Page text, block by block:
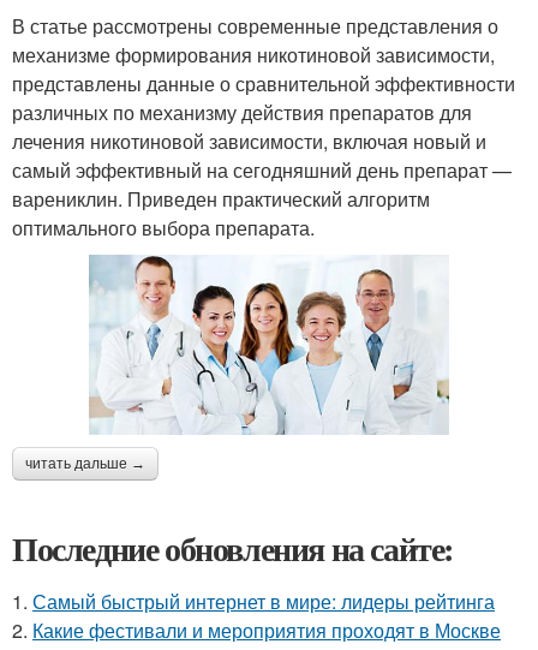
В статье рассмотрены современные представления о
механизме формирования никотиновой зависимости,
представлены данные о сравнительной эффективности
различных по механизму действия препаратов для
лечения никотиновой зависимости, включая новый и
самый эффективный на сегодняшний день препарат —
варениклин. Приведен практический алгоритм
оптимального выбора препарата.
читать дальше →
Последние обновления на сайте:
1. Самый быстрый интернет в мире: лидеры рейтинга
2. Какие фестивали и мероприятия проходят в Москве